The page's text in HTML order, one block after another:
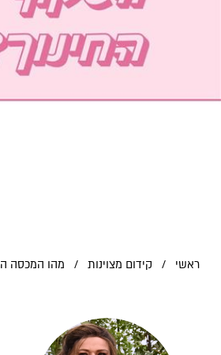
ראשי / קידום מצוינות / מהו המכסה